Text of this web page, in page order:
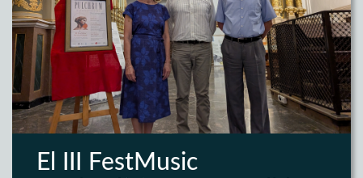
El III FestMusic